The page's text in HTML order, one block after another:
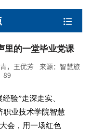
里的一堂毕业党课
，王优芳 来源：智慧旅
89
验”走深走实、
职业技术学院智慧
会，用一场红色